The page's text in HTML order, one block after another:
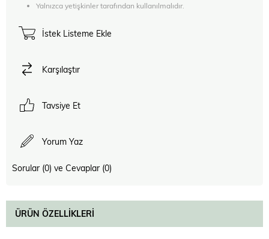
Yalnızca yetişkinler tarafından kullanılmalıdır.
İstek Listeme Ekle
Karşılaştır
Tavsiye Et
Yorum Yaz
Sorular (0) ve Cevaplar (0)
ÜRÜN ÖZELLIKLERI